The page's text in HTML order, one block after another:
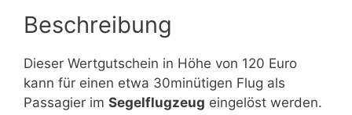
Beschreibung
Dieser Wertgutschein in Höhe von 120 Euro
kann für einen etwa 30minütigen Flug als
Passagier im Segelflugzeug eingelöst werden.